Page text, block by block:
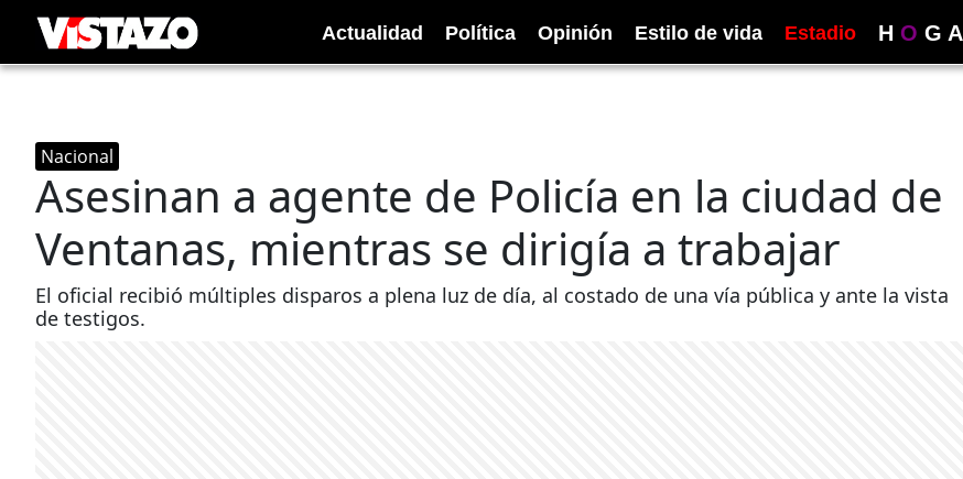
Actualidad Política Opinión Estilo de vida Estadio H O G A
Nacional
Asesinan a agente de Policía en la ciudad de
Ventanas, mientras se dirigía a trabajar
El oficial recibió múltiples disparos a plena luz de día, al costado de una vía pública y ante la vista
de testigos.